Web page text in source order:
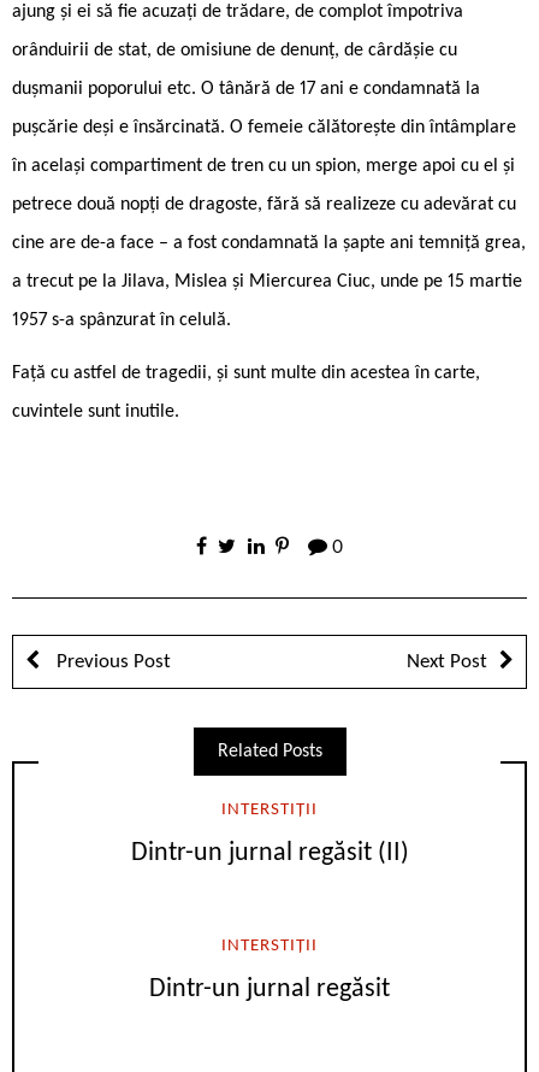
ajung și ei să fie acuzați de trădare, de complot împotriva
orânduirii de stat, de omisiune de denunț, de cârdășie cu
dușmanii poporului etc. O tânără de 17 ani e condamnată la
pușcărie deși e însărcinată. O femeie călătorește din întâmplare
în același compartiment de tren cu un spion, merge apoi cu el și
petrece două nopți de dragoste, fără să realizeze cu adevărat cu
cine are de-a face – a fost condamnată la șapte ani temniță grea,
a trecut pe la Jilava, Mislea și Miercurea Ciuc, unde pe 15 martie
1957 s-a spânzurat în celulă.
Față cu astfel de tragedii, și sunt multe din acestea în carte,
cuvintele sunt inutile.
0
Previous Post Next Post
Related Posts
INTERSTIȚII
Dintr-un jurnal regăsit (II)
INTERSTIȚII
Dintr-un jurnal regăsit